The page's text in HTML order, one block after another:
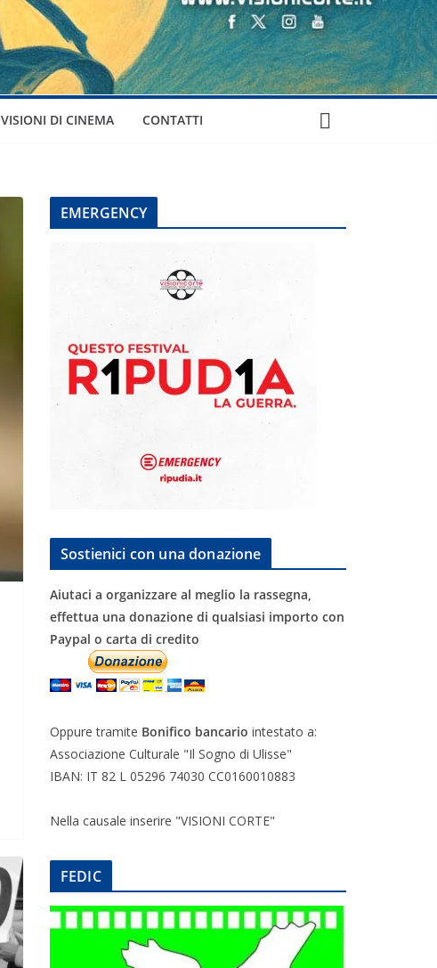
VISIONI DI CINEMA CONTATTI
EMERGENCY
Sostienici con una donazione
Aiutaci a organizzare al meglio la rassegna,
effettua una donazione di qualsiasi importo con
Paypal o carta di credito
Oppure tramite Bonifico bancario intestato a:
Associazione Culturale "Il Sogno di Ulisse"
IBAN: IT 82 L 05296 74030 CC0160010883
Nella causale inserire "VISIONI CORTE"
FEDIC